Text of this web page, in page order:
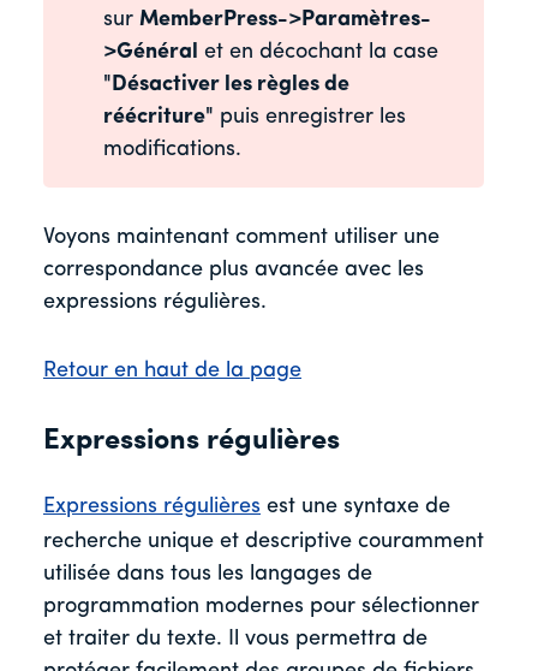
sur MemberPress->Paramètres-
>Général et en décochant la case
"Désactiver les règles de
réécriture" puis enregistrer les
modifications.
Voyons maintenant comment utiliser une
correspondance plus avancée avec les
expressions régulières.
Retour en haut de la page
Expressions régulières
Expressions régulières est une syntaxe de
recherche unique et descriptive couramment
utilisée dans tous les langages de
programmation modernes pour sélectionner
et traiter du texte. Il vous permettra de